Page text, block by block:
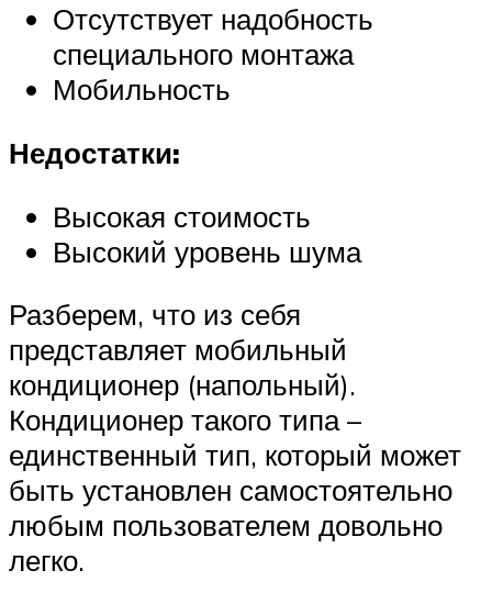
Отсутствует надобность
специального монтажа
Мобильность
Недостатки:
Высокая стоимость
Высокий уровень шума
Разберем, что из себя
представляет мобильный
кондиционер (напольный).
Кондиционер такого типа –
единственный тип, который может
быть установлен самостоятельно
любым пользователем довольно
легко.